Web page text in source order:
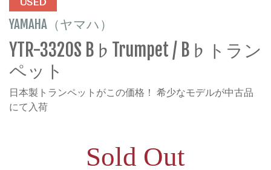
YAMAHA（ヤマハ）
YTR-3320S B♭Trumpet / B♭トラン
ペット
日本製トランペットがこの価格！ 希少なモデルが中古品
にて入荷
Sold Out